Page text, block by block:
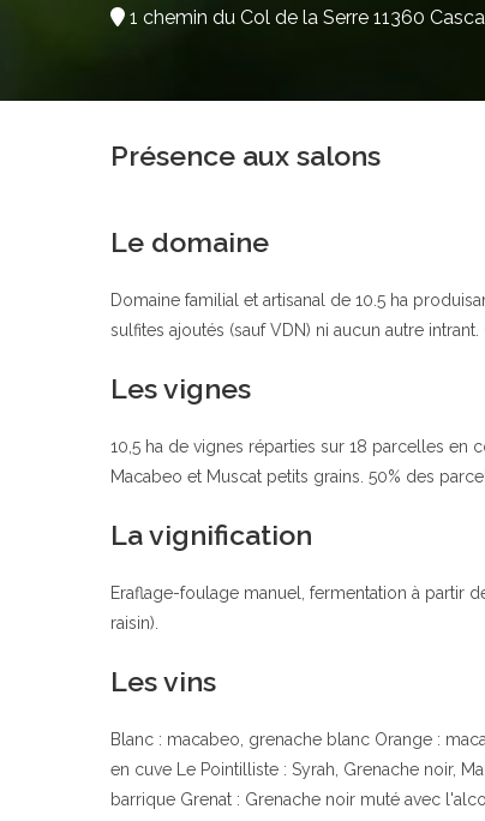
1 chemin du Col de la Serre 11360
Présence aux salons
Le domaine
Domaine familial et artisanal de 10.5 ha
sulfites ajoutés (sauf VDN) ni aucun autre
Les vignes
10,5 ha de vignes réparties sur 18 parcelles en
Macabeo et Muscat petits grains. 50% des
La vignification
Eraflage-foulage manuel, fermentation à partir
raisin).
Les vins
Blanc : macabeo, grenache blanc Orange :
en cuve Le Pointilliste : Syrah, Grenache noir,
barrique Grenat : Grenache noir muté avec